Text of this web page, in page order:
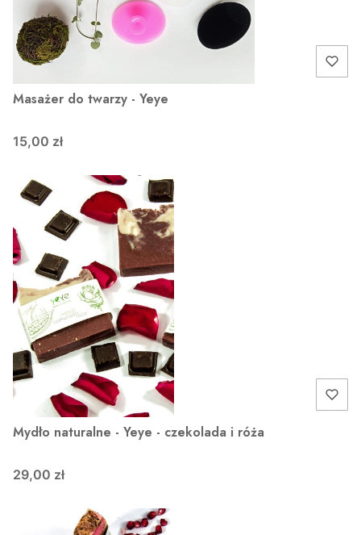
Masażer do twarzy - Yeye
15,00 zł
Mydło naturalne - Yeye - czekolada i róża
29,00 zł